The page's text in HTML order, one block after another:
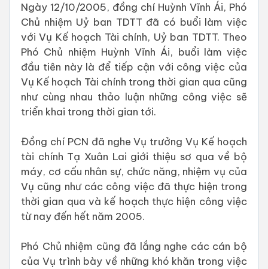
Ngày 12/10/2005, đồng chí Huỳnh Vĩnh Ái, Phó
Chủ nhiệm Uỷ ban TDTT đã có buổi làm việc
với Vụ Kế hoạch Tài chính, Uỷ ban TDTT. Theo
Phó Chủ nhiệm Huỳnh Vĩnh Ái, buổi làm việc
đầu tiên này là để tiếp cận với công việc của
Vụ Kế hoạch Tài chính trong thời gian qua cũng
như cùng nhau thảo luận những công việc sẽ
triển khai trong thời gian tới.
Đồng chí PCN đã nghe Vụ trưởng Vụ Kế hoạch
tài chính Tạ Xuân Lai giới thiệu sơ qua về bộ
máy, cơ cấu nhân sự, chức năng, nhiệm vụ của
Vụ cũng như các công việc đã thực hiện trong
thời gian qua và kế hoạch thực hiện công việc
từ nay đến hết năm 2005.
Phó Chủ nhiệm cũng đã lắng nghe các cán bộ
của Vụ trình bày về những khó khăn trong việc